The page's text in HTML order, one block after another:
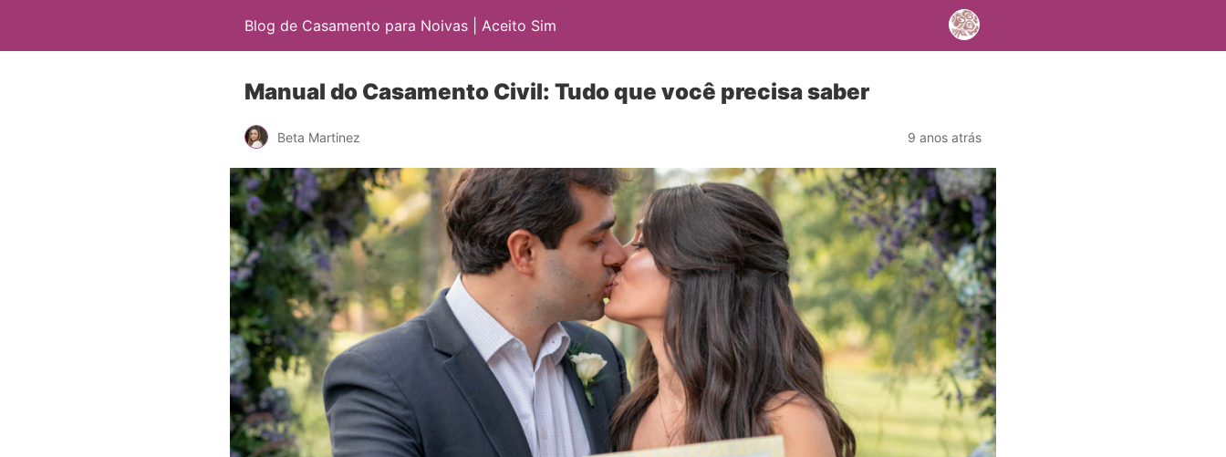
Blog de Casamento para Noivas | Aceito Sim
Manual do Casamento Civil: Tudo que você precisa saber
Beta Martinez 9 anos atrás